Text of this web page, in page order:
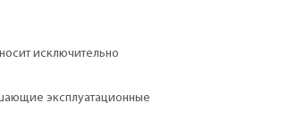
исключительно
эксплуатационные